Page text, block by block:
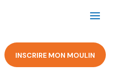
INSCRIRE MON MOULIN